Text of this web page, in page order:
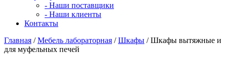
- Наши поставщики
- Наши клиенты
Контакты
Главная /Мебель лабораторная /Шкафы / Шкафы вытяжные и
для муфельных печей